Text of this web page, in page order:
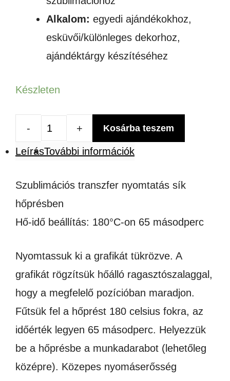
Alkalom: egyedi ajándékokhoz,
esküvői/különleges dekorhoz,
ajándéktárgy készítéséhez
Készleten
SZÍV
PÁRNAHUZAT
mennyiség
Kosárba teszem
LeírásTovábbi információk
Szublimációs transzfer nyomtatás sík
hőprésben
Hő-idő beállítás: 180°C-on 65 másodperc
Nyomtassuk ki a grafikát tükrözve. A
grafikát rögzítsük hőálló ragasztószalaggal,
hogy a megfelelő pozícióban maradjon.
Fűtsük fel a hőprést 180 celsius fokra, az
időérték legyen 65 másodperc. Helyezzük
be a hőprésbe a munkadarabot (lehetőleg
középre). Közepes nyomáserősség